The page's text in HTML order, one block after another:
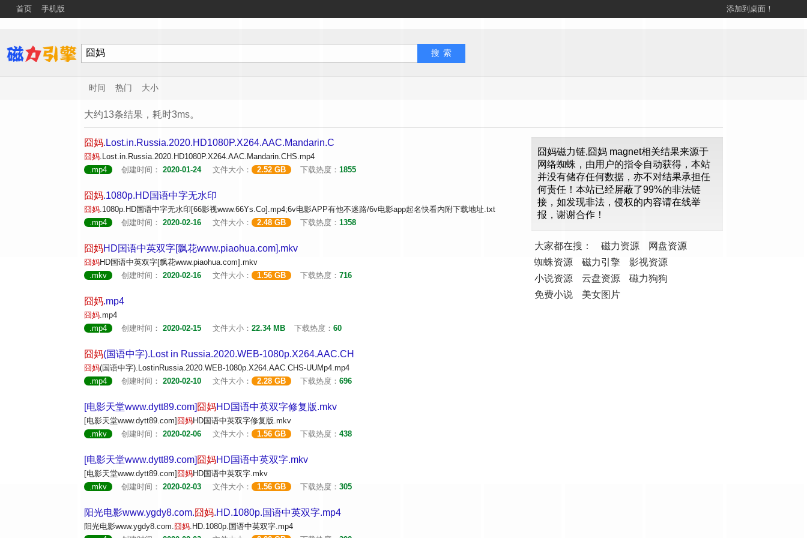
首页 手机版 添加到桌面！
时间 热门 大小
大约13条结果，耗时3ms。
囧妈.Lost.in.Russia.2020.HD1080P.X264.AAC.Mandarin.C
囧妈.Lost.in.Russia.2020.HD1080P.X264.AAC.Mandarin.CHS.mp4
.mp4
创建时间： 2020-01-24 文件大小： 2.52 GB 下载热度： 1855
囧妈.1080p.HD国语中字无水印
囧妈.1080p.HD国语中字无水印[66影视www.66Ys.Co].mp4;6v电影APP有他不迷路/6v电影app起名快看内附下载地址.txt
.mp4
创建时间： 2020-02-16 文件大小： 2.48 GB 下载热度： 1358
囧妈HD国语中英双字[飘花www.piaohua.com].mkv
囧妈HD国语中英双字[飘花www.piaohua.com].mkv
.mkv
创建时间： 2020-02-16 文件大小： 1.56 GB 下载热度： 716
囧妈.mp4
囧妈.mp4
.mp4
创建时间： 2020-02-15 文件大小： 22.34 MB 下载热度： 60
囧妈(国语中字).Lost in Russia.2020.WEB-1080p.X264.AAC.CH
囧妈(国语中字).LostinRussia.2020.WEB-1080p.X264.AAC.CHS-UUMp4.mp4
.mp4
创建时间： 2020-02-10 文件大小： 2.28 GB 下载热度： 696
[电影天堂www.dytt89.com] 囧妈HD国语中英双字修复版.mkv
[电影天堂www.dytt89.com] 囧妈HD国语中英双字修复版.mkv
.mkv
创建时间： 2020-02-06 文件大小： 1.56 GB 下载热度： 438
[电影天堂www.dytt89.com] 囧妈HD国语中英双字.mkv
[电影天堂www.dytt89.com] 囧妈HD国语中英双字.mkv
.mkv
创建时间： 2020-02-03 文件大小： 1.56 GB 下载热度： 305
阳光电影www.ygdy8.com.囧妈.HD.1080p.国语中英双字.mp4
阳光电影www.ygdy8.com. 囧妈.HD.1080p.国语中英双字.mp4
囧妈磁力链,囧妈 magnet相关结果来源于
网络蜘蛛，由用户的指令自动获得，本站
并没有储存任何数据，亦不对结果承担任
何责任！本站已经屏蔽了99%的非法链
接，如发现非法，侵权的内容请在线举
报，谢谢合作！
大家都在搜： 磁力资源
网盘资源
蜘蛛资源
磁力引擎
影视资源
小说资源
云盘资源
磁力狗狗
免费小说
美女图片